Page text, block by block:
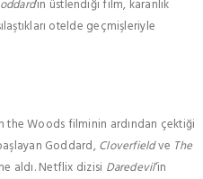
‘ın üstlendiği film, karanlık
otelde geçmişleriyle
the Woods filminin ardından çektiği
Goddard,Cloverfieldve The
aldı. Netflix dizisi Daredevil‘in